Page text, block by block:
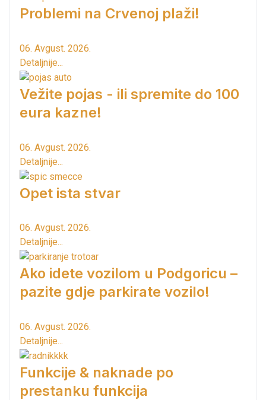
Problemi na Crvenoj plaži!
06. Avgust. 2026.
Detaljnije...
Vežite pojas - ili spremite do 100
eura kazne!
06. Avgust. 2026.
Detaljnije...
Opet ista stvar
06. Avgust. 2026.
Detaljnije...
Ako idete vozilom u Podgoricu –
pazite gdje parkirate vozilo!
06. Avgust. 2026.
Detaljnije...
Funkcije & naknade po
prestanku funkcija